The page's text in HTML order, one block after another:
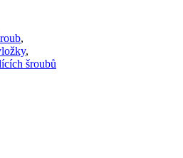
,
,
šroubů